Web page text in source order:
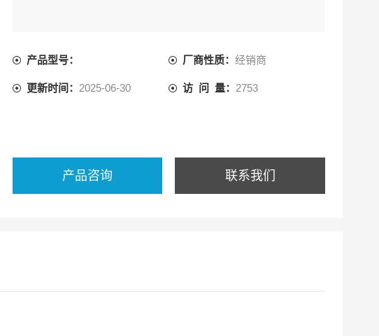
产品型号： 厂商性质：经销商
更新时间： 2025-06-30 访 问 量： 2753
产品咨询 联系我们